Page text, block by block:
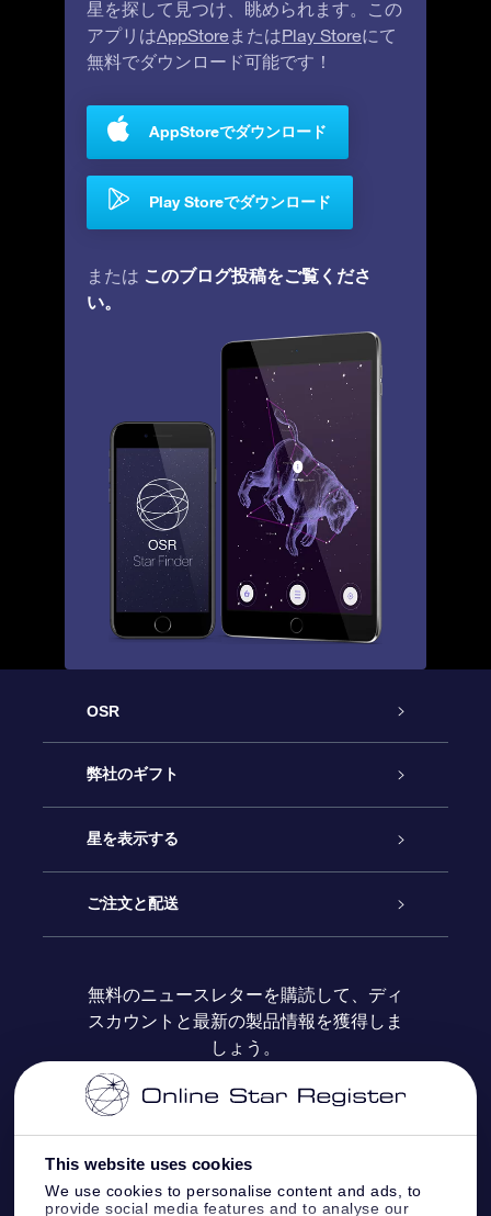
This website uses cookies
We use cookies to personalise content and ads, to
provide social media features and to analyse our
星を探して見つけ、眺められます。この
アプリはAppStore またはPlay Storeにて
無料でダウンロード可能です！
AppStoreでダウンロード
Play Storeでダウンロード
または このブログ投稿をご覧くださ
い。
OSR
カスタマーサービス
お問い合わせ
ブログ
レビュー
弊社のギフト
Online Starギフト
OSRギフトパック
OSR ギフトカード
法人ギフト
星を表示する
星の登録
カスタマイズされたStar Page
One Million Stars
OSR Starsaver
ご注文と配送
お支払いに関する情報
配送に関する情報
返品ポリシ
無料のニュースレターを購読して、ディ
スカウントと最新の製品情報を獲得しま
しょう。